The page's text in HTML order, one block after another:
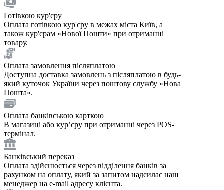
Готівкою кур'єру
Оплата готівкою кур'єру в межах міста Київ, а
також кур'єрам «Нової Пошти» при отриманні
товару.
Оплата замовлення післяплатою
Доступна доставка замовлень з післяплатою в будь-
який куточок України через поштову службу «Нова
Пошта».
Оплата банківською карткою
В магазині або курʼєру при отриманні через POS-
термінал.
Банківський переказ
Оплата здійснюється через відділення банків за
рахунком на оплату, який за запитом надсилає наш
менеджер на e-mail адресу клієнта.